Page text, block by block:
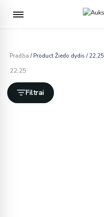
Nemokamas pristatymas nuo 49€
Pradžia / Product Žiedo dydis / 22,25
22,25
Filtrai